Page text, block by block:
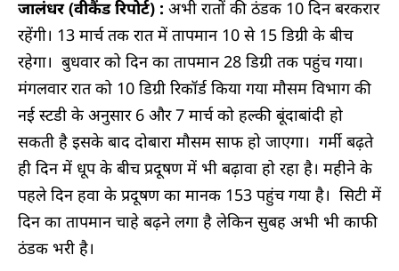
जालंधर (वीकैंड रिपोर्ट) : अभी रातों की ठंडक 10 दिन बरकरार
रहेंगी। 13 मार्च तक रात में तापमान 10 से 15 डिग्री के बीच
रहेगा। बुधवार को दिन का तापमान 28 डिग्री तक पहुंच गया।
मंगलवार रात को 10 डिग्री रिकॉर्ड किया गया मौसम विभाग की
नई स्टडी के अनुसार 6 और 7 मार्च को हल्की बूंदाबांदी हो
सकती है इसके बाद दोबारा मौसम साफ हो जाएगा। गर्मी बढ़ते
ही दिन में धूप के बीच प्रदूषण में भी बढ़ावा हो रहा है। महीने के
पहले दिन हवा के प्रदूषण का मानक 153 पहुंच गया है। सिटी में
दिन का तापमान चाहे बढ़ने लगा है लेकिन सुबह अभी भी काफी
ठंडक भरी है।